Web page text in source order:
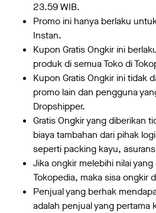
23.59 WIB.
Promo ini hanya berlaku
Instan.
Kupon Gratis Ongkir ini
produk di semua Toko di
Kupon Gratis Ongkir ini tidak
promo lain dan pengguna
Dropshipper.
Gratis Ongkir yang diberikan
biaya tambahan dari pihak
seperti packing kayu,
Jika ongkir melebihi nilai
Tokopedia, maka sisa ongkir
Penjual yang berhak
adalah penjual yang pertama